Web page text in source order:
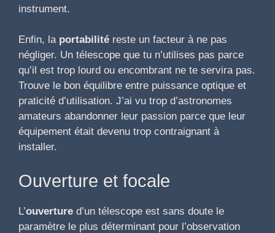
instrument.
Enfin, la portabilité reste un facteur à ne pas
négliger. Un télescope que tu n’utilises pas parce
qu’il est trop lourd ou encombrant ne te servira pas.
Trouve le bon équilibre entre puissance optique et
praticité d’utilisation. J’ai vu trop d’astronomes
amateurs abandonner leur passion parce que leur
équipement était devenu trop contraignant à
installer.
Ouverture et focale
L’ouverture d’un télescope est sans doute le
paramètre le plus déterminant pour l’observation